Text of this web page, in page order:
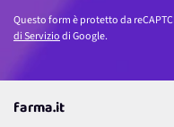
Questo form è protetto da
di Serviziodi Google.
farma.it